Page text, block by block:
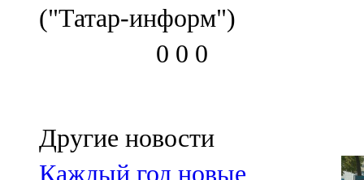
("Татар-информ")
0 0 0
Другие новости
Каждый год новые